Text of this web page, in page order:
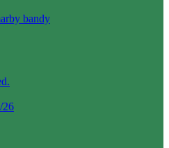
bandy
26